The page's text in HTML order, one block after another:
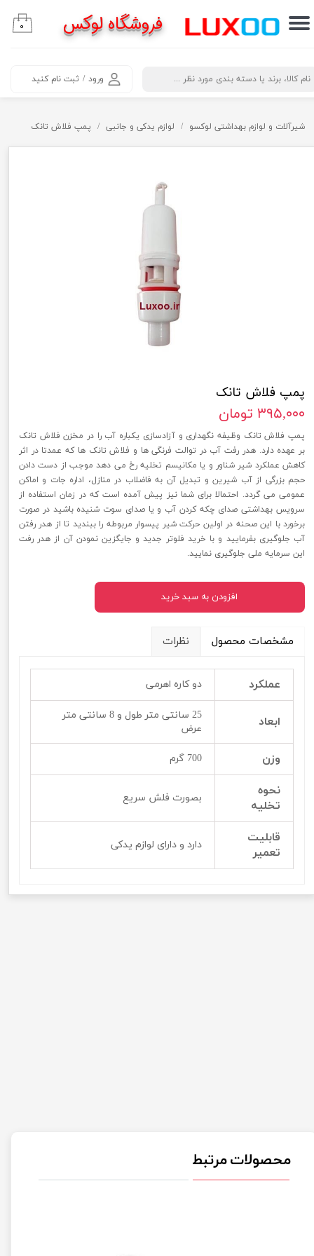
​جستجو ورود / ثبت نام کنید
حساب کاربری من
خروج از حساب کاربری
۰ فروشگاه لوکس
شیرآلات و لوازم بهداشتی لوکسو لوازم یدکی و جانبی پمپ فلاش تانک
پمپ فلاش تانک
۳۹۵,۰۰۰ تومان
پمپ فلاش تانک وظیفه نگهداری و آزادسازی یکباره آب را در مخزن فلاش تانک
بر عهده دارد. هدر رفت آب در توالت فرنگی ها و فلاش تانک ها که عمدتا در اثر
کاهش عملکرد شیر شناور و یا مکانیسم تخلیه رخ می دهد موجب از دست دادن
حجم بزرگی از آب شیرین و تبدیل آن به فاضلاب در منازل، اداره جات و اماکن
عمومی می گردد. احتمالا برای شما نیز پیش آمده است که در زمان استفاده از
سرویس بهداشتی صدای چکه کردن آب و یا صدای سوت شنیده باشید در صورت
برخورد با این صحنه در اولین حرکت شیر پیسوار مربوطه را ببندید تا از هدر رفتن
آب جلوگیری بفرمایید و با خرید فلوتر جدید و جایگزین نمودن آن از هدر رفت
این سرمایه ملی جلوگیری نمایید.
افزودن به سبد خرید
مشخصات محصول نظرات
عملکرد دو کاره اهرمی
ابعاد
25 سانتی متر طول و 8 سانتی متر
عرض
وزن 700 گرم
نحوه
تخلیه
بصورت فلش سریع
قابلیت
تعمیر
دارد و دارای لوازم یدکی
محصولات مرتبط